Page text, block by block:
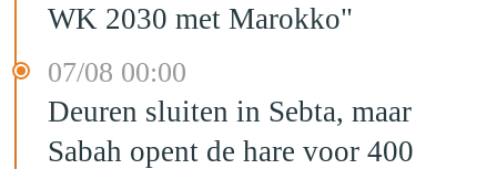
WK 2030 met Marokko"
07/08 00:00
Deuren sluiten in Sebta, maar
Sabah opent de hare voor 400